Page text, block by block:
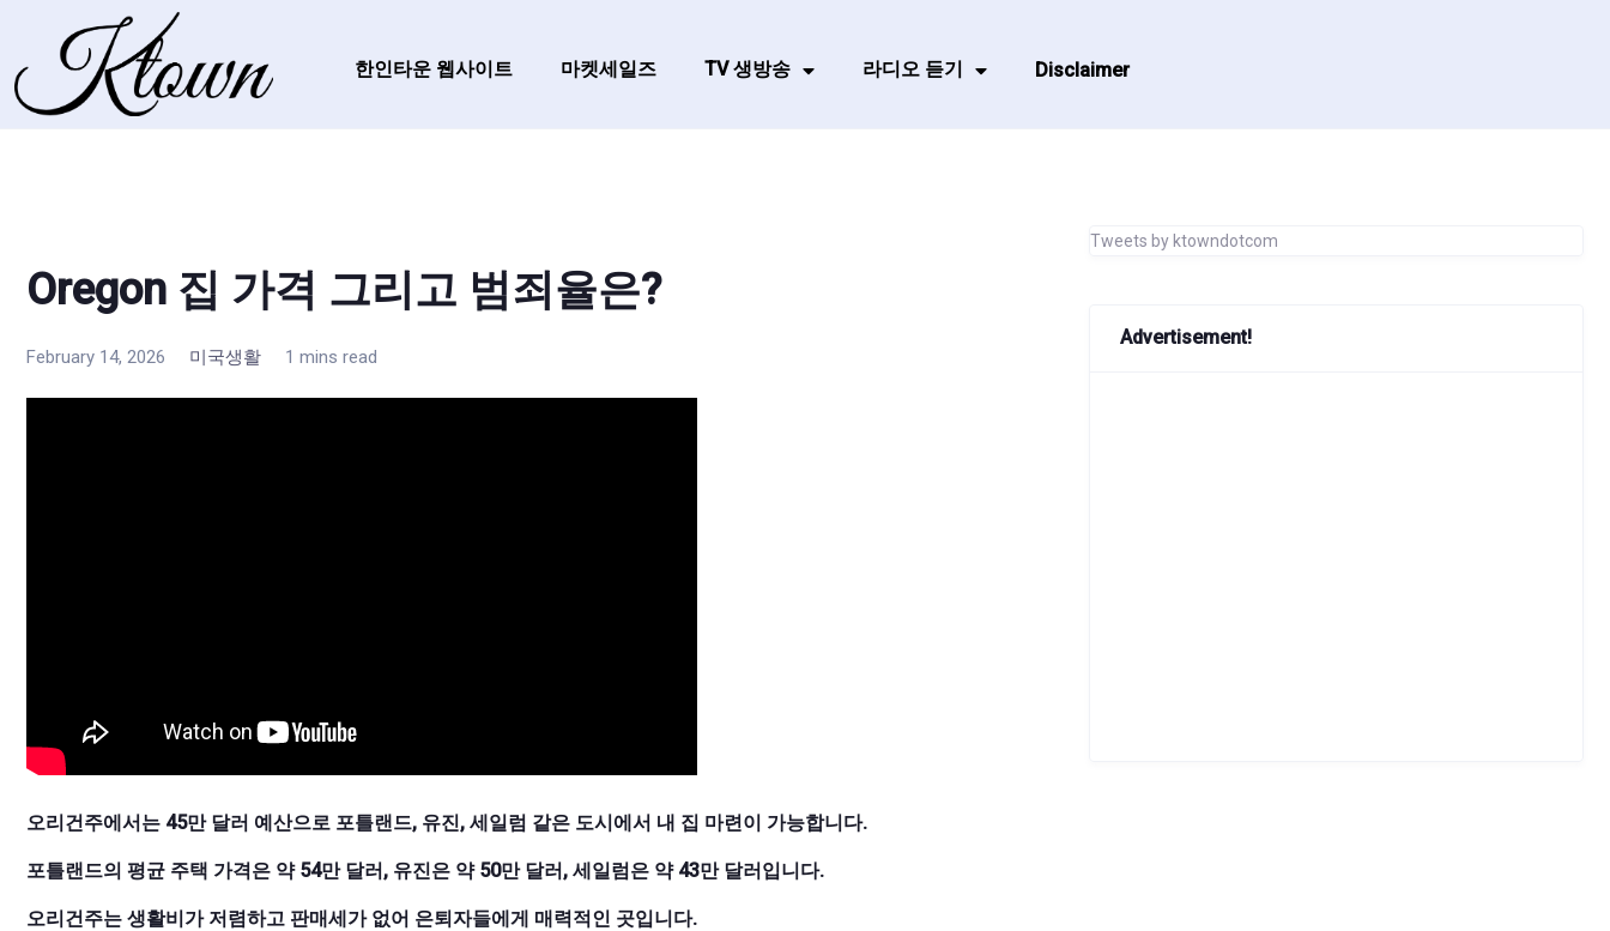
한인타운 웹사이트 마켓세일즈 TV 생방송 라디오 듣기 Disclaimer
Oregon 집 가격 그리고 범죄율은?
February 14, 2026 미국생활 1 mins read
오리건주에서는 45만 달러 예산으로 포틀랜드, 유진, 세일럼 같은 도시에서 내 집 마련이 가능합니다.
포틀랜드의 평균 주택 가격은 약 54만 달러, 유진은 약 50만 달러, 세일럼은 약 43만 달러입니다.
오리건주는 생활비가 저렴하고 판매세가 없어 은퇴자들에게 매력적인 곳입니다.
Tweets by ktowndotcom
Advertisement!